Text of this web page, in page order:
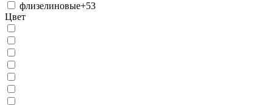
флизелиновые+53
Цвет